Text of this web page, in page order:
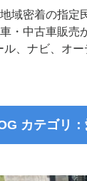
域密着の指定
・中古車販売
ル、ナビ、オ
カテゴリ